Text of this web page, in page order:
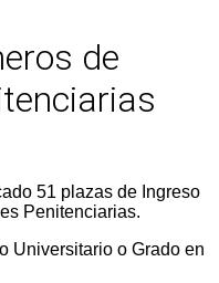
de
51 plazas de Ingreso
Penitenciarias.
Universitario o Grado en